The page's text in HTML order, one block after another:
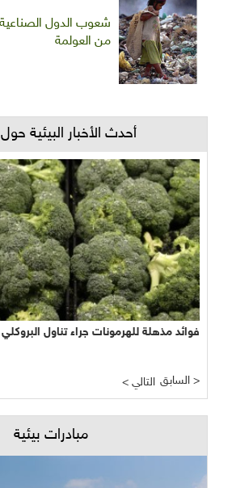
شعوب الدول
من العولمة
أحدث الأخبار البيئية حول
فوائد مذهلة للهرمونات جراء تناول البروكلي
< التالي السابق >
مبادرات بيئية